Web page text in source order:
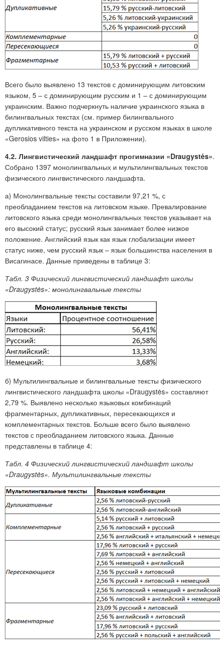
Всего было выявлено 13 текстов с доминирующим литовским
языком, 5 – с доминирующим русским и 1 – с доминирующим
украинским. Важно подчеркнуть наличие украинского языка в
билингвальных текстах (см. пример билингвального
дупликативного текста на украинском и русском языках в школе
«Gerosios vilties» на фото 1 в Приложении).
4.2. Лингвистический ландшафт прогимназии «Draugystės».
Собрано 1397 монолингвальных и мультилингвальных текстов
физического лингвистического ландшафта.
а) Монолингвальные тексты составили 97,21 %, с
преобладанием текстов на литовском языке. Превалирование
литовского языка среди монолингвальных текстов указывает на
его высокий статус; русский язык занимает более низкое
положение. Английский язык как язык глобализации имеет
статус ниже, чем русский язык – язык большинства населения в
Висагинасе. Данные приведены в таблице 3:
Табл. 3 Физический лингвистический ландшафт школы
«Draugystės»: монолингвальные тексты
б) Мультилингвальные и билингвальные тексты физического
лингвистического ландшафта школы «Draugystės» составляют
2,79 %. Выявлено несколько языковых комбинаций
фрагментарных, дупликативных, пересекающихся и
комплементарных текстов. Больше всего было выявлено
текстов с преобладанием литовского языка. Данные
представлены в таблице 4:
Табл. 4 Физический лингвистический ландшафт школы
«Draugystės». Мультилингвальные тексты